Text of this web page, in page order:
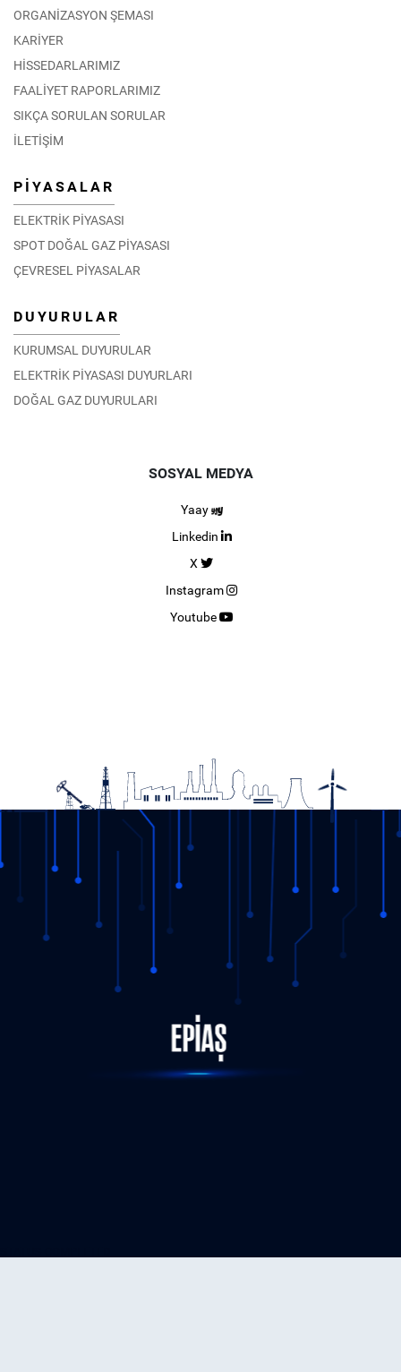
ORGANİZASYON ŞEMASI
KARİYER
HİSSEDARLARIMIZ
FAALİYET RAPORLARIMIZ
SIKÇA SORULAN SORULAR
İLETİŞİM
PİYASALAR
ELEKTRİK PİYASASI
SPOT DOĞAL GAZ PİYASASI
ÇEVRESEL PİYASALAR
DUYURULAR
KURUMSAL DUYURULAR
ELEKTRİK PİYASASI DUYURLARI
DOĞAL GAZ DUYURULARI
SOSYAL MEDYA
Yaay
Linkedin
X
Instagram
Youtube